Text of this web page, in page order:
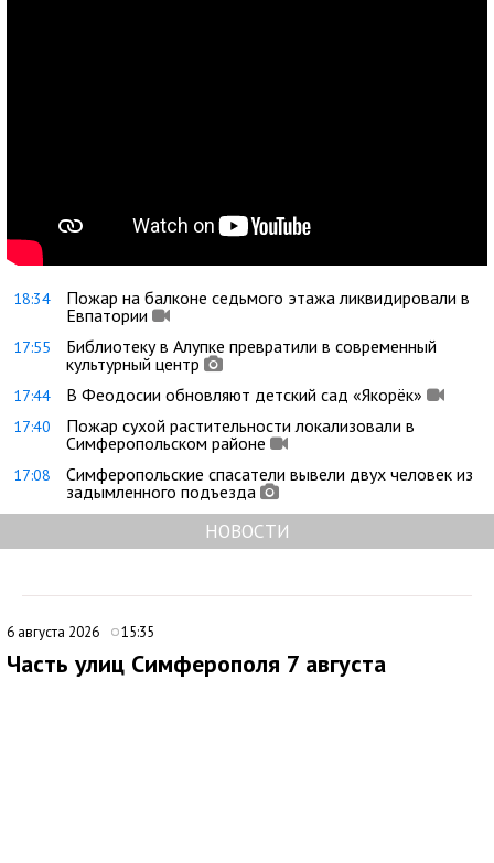
18:34
Пожар на балконе седьмого этажа ликвидировали в
Евпатории
17:55
Библиотеку в Алупке превратили в современный
культурный центр
17:44 В Феодосии обновляют детский сад «Якорёк»
17:40
Пожар сухой растительности локализовали в
Симферопольском районе
17:08
Симферопольские спасатели вывели двух человек из
задымленного подъезда
НОВОСТИ
6 августа 2026 15:35
Часть улиц Симферополя 7 августа